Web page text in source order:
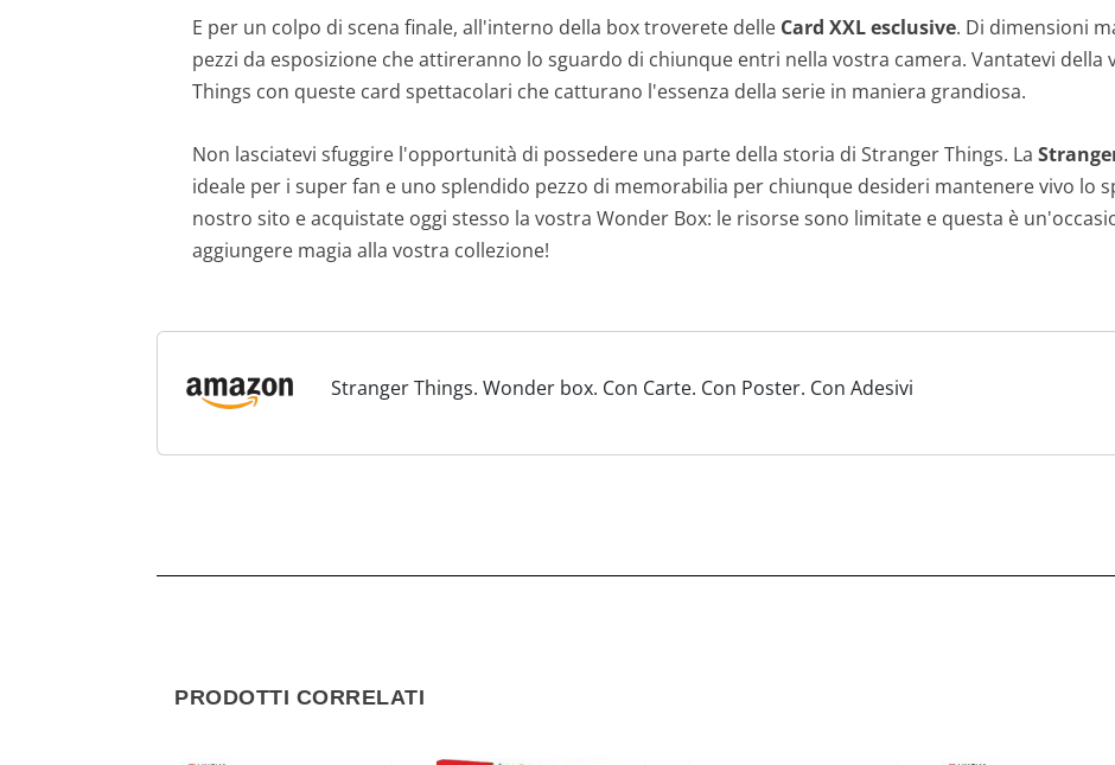
E per un colpo di scena finale, all'interno della box troverete delle Card XXL esclusive. Di dimensioni
pezzi da esposizione che attireranno lo sguardo di chiunque entri nella vostra camera. Vantatevi della
Things con queste card spettacolari che catturano l'essenza della serie in maniera grandiosa.
Non lasciatevi sfuggire l'opportunità di possedere una parte della storia di Stranger Things. La
ideale per i super fan e uno splendido pezzo di memorabilia per chiunque desideri mantenere vivo lo
nostro sito e acquistate oggi stesso la vostra Wonder Box: le risorse sono limitate e questa è
aggiungere magia alla vostra collezione!
Stranger Things. Wonder box. Con Carte. Con Poster. Con Adesivi
PRODOTTI CORRELATI